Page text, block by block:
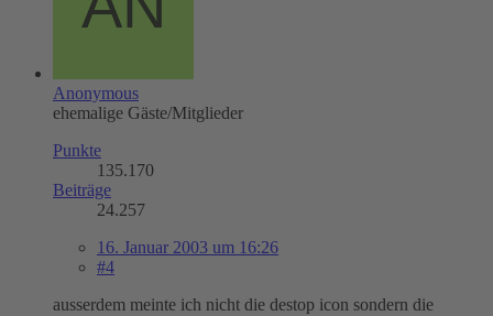
Anonymous
ehemalige Gäste/Mitglieder
Punkte
135.170
Beiträge
24.257
16. Januar 2003 um 16:26
#4
ausserdem meinte ich nicht die destop icon sondern die